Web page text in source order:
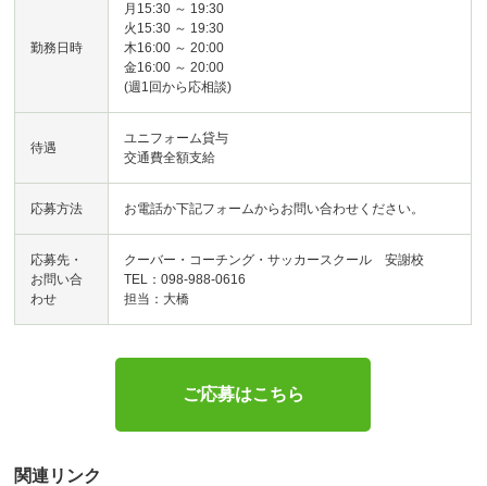
勤務日時
月15:30 ～ 19:30
火15:30 ～ 19:30
木16:00 ～ 20:00
金16:00 ～ 20:00
(週1回から応相談)
待遇
ユニフォーム貸与
交通費全額支給
応募方法 お電話か下記フォームからお問い合わせください。
応募先・
お問い合
わせ
クーバー・コーチング・サッカースクール 安謝校
TEL：098-988-0616
担当：大橋
ご応募はこちら
関連リンク